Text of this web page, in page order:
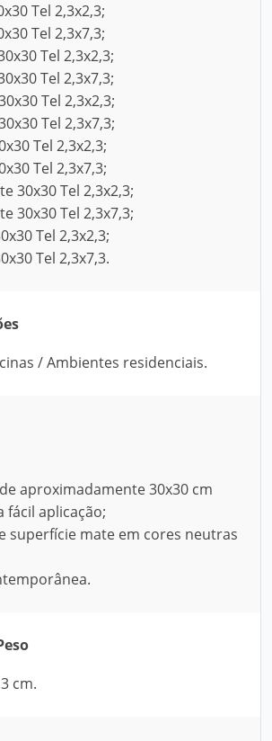
Tel 2,3x2,3;
Tel 2,3x7,3;
Tel 2,3x2,3;
Tel 2,3x7,3;
Tel 2,3x2,3;
Tel 2,3x7,3;
Tel 2,3x2,3;
Tel 2,3x7,3;
30x30 Tel 2,3x2,3;
30x30 Tel 2,3x7,3;
Tel 2,3x2,3;
Tel 2,3x7,3.
/ Ambientes residenciais.
aproximadamente 30x30 cm
aplicação;
superfície mate em cores neutras
cm.